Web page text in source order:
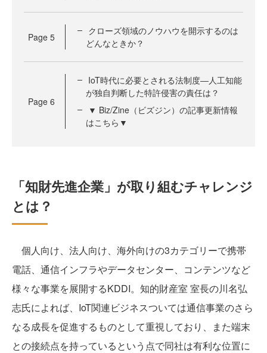
Page 5
クローズ領域のノウハウを開示するのは
どんなときか？
Page 6
IoT時代に必要とされる法制度―人工知能
が独自判断した特許侵害の責任は？
▼ Biz/Zine（ビズジン）の記事更新情報
はこちら▼
「知財先進企業」が取り組むチャレンジ
とは？
個人向け、法人向け、海外向けの3カテゴリーで携帯
電話、通信インフラやデータセンター、コンテンツなど
様々な事業を展開するKDDI。知的財産室 室長の川名弘
志氏によれば、IoT関連ビジネスついては通信事業のさら
なる成長を促進するものとして重視しており、また端末
との接続点を持っているという点で同社は有利な位置に